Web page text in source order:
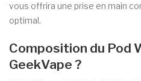
vous offrira une prise en main
optimal.
Composition du Pod
GeekVape ?